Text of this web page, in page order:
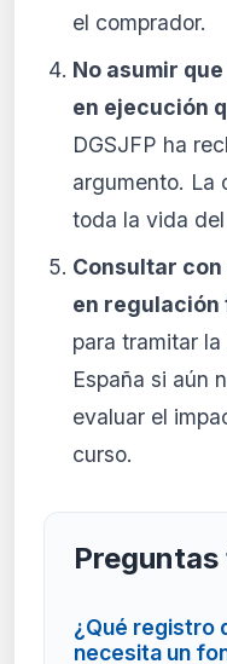
el comprador.
No asumir
en ejecución
DGSJFP ha
argumento. La
toda la vida
Consultar
en regulación
para tramitar
España si aún
evaluar el
curso.
¿Qué registro
necesita un